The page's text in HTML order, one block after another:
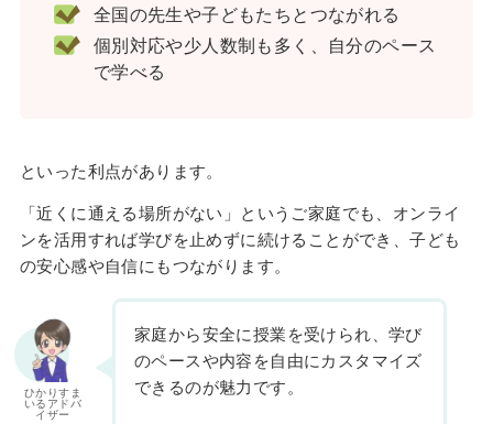
全国の先生や子どもたちとつながれる
個別対応や少人数制も多く、自分のペース
で学べる
といった利点があります。
「近くに通える場所がない」というご家庭でも、オンライ
ンを活用すれば学びを止めずに続けることができ、子ども
の安心感や自信にもつながります。
ひかりすま
いるアドバ
イザー
家庭から安全に授業を受けられ、学び
のペースや内容を自由にカスタマイズ
できるのが魅力です。